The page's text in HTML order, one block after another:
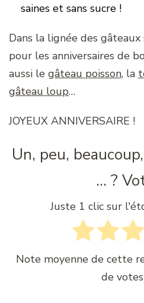
saines et sans sucre !
Dans la lignée des
pour les anniversaires de
aussi le gâteau poisson, la
gâteau loup…
JOYEUX ANNIVERSAIRE !
Un, peu,
... ?
Juste 1 clic sur
Note moyenne de cette
de